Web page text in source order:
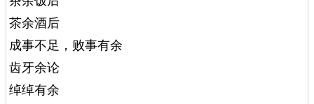
茶余酒后
成事不足，败事有余
齿牙余论
绰绰有余